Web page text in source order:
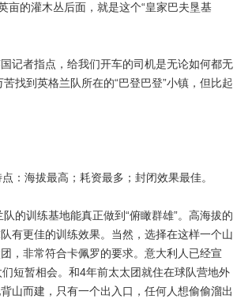
亩的灌木丛后面，就是这个“皇家巴夫垦基
者指点，给我们开车的司机是无论如何都无
找到英格兰队所在的“巴登巴登”小镇，但比起
海拔最高；耗资最多；封闭效果最佳。
训练基地能真正做到“俯瞰群雄”。高海拔的
有更佳的训练效果。当然，选择在这样一个山
，非常符合卡佩罗的要求。意大利人已经宣
短暂相会。和4年前太太团就住在球队营地外
山而建，只有一个出入口，任何人想偷偷溜出